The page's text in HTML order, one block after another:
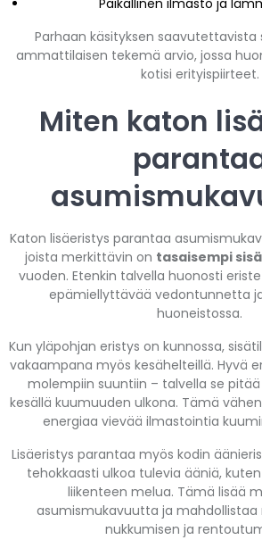
Paikallinen ilmasto ja
Parhaan käsityksen
ammattilaisen tekemä arvio, jossa
kotisi erityispiirteet.
Miten katon
Katon lisäeristys parantaa
joista merkittävin on tasaisempi
vuoden. Etenkin talvella huonosti
epämiellyttävää vedontunnetta
huoneistossa.
Kun yläpohjan eristys on kunnossa,
vakaampana myös kesähelteillä. Hyvä
molempiin suuntiin – talvella se
kesällä kuumuuden ulkona. Tämä
energiaa vievää ilmastointia
Lisäeristys parantaa myös kodin
tehokkaasti ulkoa tulevia ääniä,
liikenteen melua. Tämä lisää
asumismukavuutta ja mahdollistaa
nukkumisen ja